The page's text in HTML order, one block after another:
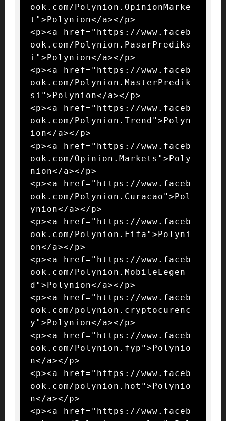
ook.com/Polynion.OpinionMarke
t">Polynion</a></p>
<p><a href="https://www.faceb
ook.com/Polynion.PasarPrediks
i">Polynion</a></p>
<p><a href="https://www.faceb
ook.com/Polynion.MasterPredik
si">Polynion</a></p>
<p><a href="https://www.faceb
ook.com/Polynion.Trend">Polyn
ion</a></p>
<p><a href="https://www.faceb
ook.com/Opinion.Markets">Poly
nion</a></p>
<p><a href="https://www.faceb
ook.com/Polynion.Curacao">Pol
ynion</a></p>
<p><a href="https://www.faceb
ook.com/Polynion.Fifa">Polyni
on</a></p>
<p><a href="https://www.faceb
ook.com/Polynion.MobileLegen
d">Polynion</a></p>
<p><a href="https://www.faceb
ook.com/polynion.cryptocurenc
y">Polynion</a></p>
<p><a href="https://www.faceb
ook.com/Polynion.fyp">Polynio
n</a></p>
<p><a href="https://www.faceb
ook.com/polynion.hot">Polynio
n</a></p>
<p><a href="https://www.faceb